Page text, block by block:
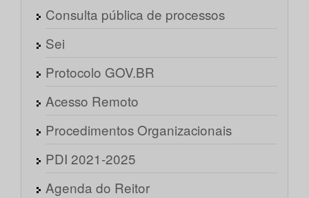
Consulta pública de processos
Sei
Protocolo GOV.BR
Acesso Remoto
Procedimentos Organizacionais
PDI 2021-2025
Agenda do Reitor